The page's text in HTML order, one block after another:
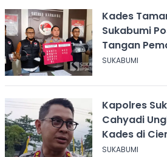
Kades
Sukabumi
Tangan
Narkoba
SUKABUMI
Kapolres
Cahyadi
Kades di
Narkoba
SUKABUMI